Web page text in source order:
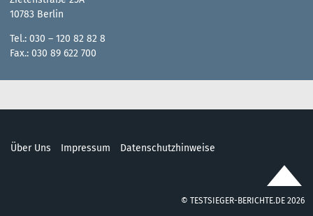
10783 Berlin
Tel.: 030 – 120 82 82 8
Fax.: 030 89 622 700
Über Uns Impressum Datenschutzhinweise
© TESTSIEGER-BERICHTE.DE 2026